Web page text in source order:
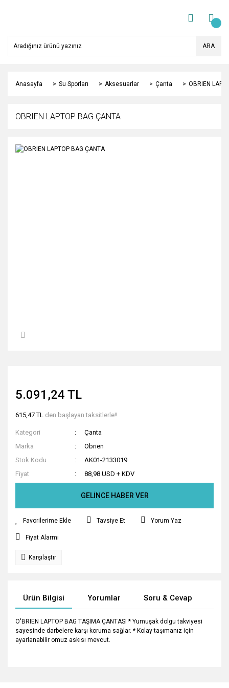
ARA
Anasayfa Su Sporları Aksesuarlar Çanta OBRIEN
OBRIEN LAPTOP BAG ÇANTA
5.091,24 TL
615,47 TL den başlayan taksitlerle!!
Kategori
Çanta
Marka
Obrien
Stok Kodu
AK01-2133019
Fiyat
88,98 USD + KDV
GELİNCE HABER VER
Tavsiye Et Yorum Yaz
Fiyat Alarmı
Karşılaştır
Ürün Bilgisi Yorumlar Soru & Cevap
O'BRIEN LAPTOP BAG TAŞIMA ÇANTASI * Yumuşak dolgu takviyesi
sayesinde darbelere karşı koruma sağlar. * Kolay taşımanız için
ayarlanabilir omuz askısı mevcut.